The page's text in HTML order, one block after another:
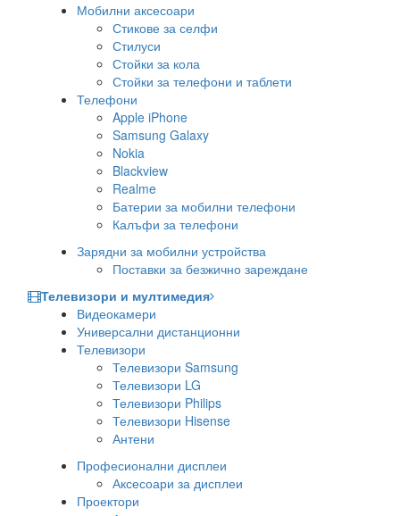
Мобилни аксесоари
Стикове за селфи
Стилуси
Стойки за кола
Стойки за телефони и таблети
Телефони
Apple iPhone
Samsung Galaxy
Nokia
Blackview
Realme
Батерии за мобилни телефони
Калъфи за телефони
Зарядни за мобилни устройства
Поставки за безжично зареждане
Телевизори и мултимедия
Видеокамери
Универсални дистанционни
Телевизори
Телевизори Samsung
Телевизори LG
Телевизори Philips
Телевизори Hisense
Антени
Професионални дисплеи
Аксесоари за дисплеи
Проектори